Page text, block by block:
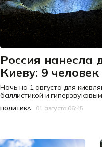
Россия нанесла
Киеву: 9
Ночь на 1 августа для
баллистикой и
Категория
ПОЛИТИКА
Дата публикации
01 августа 06:45